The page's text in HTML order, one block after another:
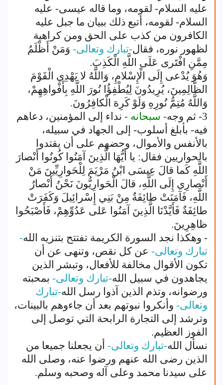
عليه السلام- لقومه، وما قاله عيسى- عليه
السلام- لقومه، أتبع ذلك ببيان ما جبل عليه
الكافرون من كذب على الحق ومن كراهية
لظهور نوره، فقال-تبارك وتعالى- وَمَنْ أَظْلَمُ
مِمَّنِ افْتَرى عَلَى اللَّهِ الْكَذِبَ.
وَهُوَ يُدْعى إِلَى الْإِسْلامِ، وَاللَّهُ لا يَهْدِي الْقَوْمَ
الظَّالِمِينَ، يُرِيدُونَ لِيُطْفِؤُا نُورَ اللَّهِ بِأَفْواهِهِمْ،
وَاللَّهُ مُتِمُّ نُورِهِ وَلَوْ كَرِهَ الْكافِرُونَ.
3- ثم وجه
- سبحانه - نداء إلى المؤمنين، دعاهم
فيه- بأبلغ أسلوب- إلى الجهاد في سبيله،
بالأنفس والأموال، وحضهم على أن يقتدوا
بالحواريين فقال: يا أَيُّهَا الَّذِينَ آمَنُوا كُونُوا أَنْصارَ
اللَّهِ كَما قالَ عِيسَى ابْنُ مَرْيَمَ لِلْحَوارِيِّينَ مَنْ
أَنْصارِي إِلَى اللَّهِ، قالَ الْحَوارِيُّونَ نَحْنُ أَنْصارُ
اللَّهِ، فَآمَنَتْ طائِفَةٌ مِنْ بَنِي إِسْرائِيلَ وَكَفَرَتْ
طائِفَةٌ فَأَيَّدْنَا الَّذِينَ آمَنُوا عَلى عَدُوِّهِمْ، فَأَصْبَحُوا
ظاهِرِينَ.
- وهكذا نجد السورة الكريمة تفتتح بتنزيه الله-
تبارك وتعالى- عن كل نقص، وتنهى عن أن
تكون الأقوال مخالفة للأفعال، وتبشر الذين
يجاهدون في سبيل الله-تبارك وتعالى- بمحبته
ورضوانه، وتذم الذين آذوا رسل الله-تبارك
وتعالى- وأنكروا نبوتهم بعد أن جاءوهم بالبينات،
وترشد إلى التجارة الرابحة التي توصل إلى
الفوز العظيم.
نسأل الله-تبارك وتعالى- أن يجعلنا جميعا من
الذين رضى الله عنهم ورضوا عنه، وصلى الله
على سيدنا محمد وعلى آله وصحبه وسلم.